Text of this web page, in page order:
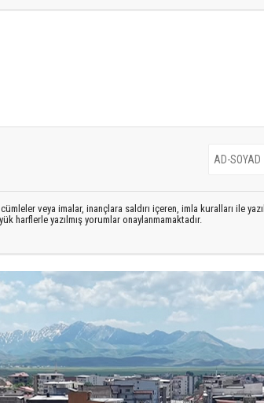
veya imalar, inançlara saldırı içeren, imla kuralları ile
harflerle yazılmış yorumlar onaylanmamaktadır.